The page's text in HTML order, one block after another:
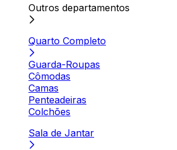
Outros departamentos
Quarto Completo
Guarda-Roupas
Cômodas
Camas
Penteadeiras
Colchões
Sala de Jantar